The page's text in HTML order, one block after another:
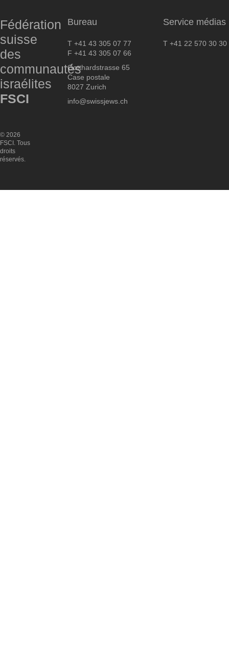
Fédération
suisse
des
communautés
israélites
FSCI
Bureau
T +41 43 305 07 77
F +41 43 305 07 66
Gotthardstrasse 65
Case postale
8027 Zurich
info@swissjews.ch
Service médias
T +41 22 570 30 30
© 2026
FSCI. Tous
droits
réservés.